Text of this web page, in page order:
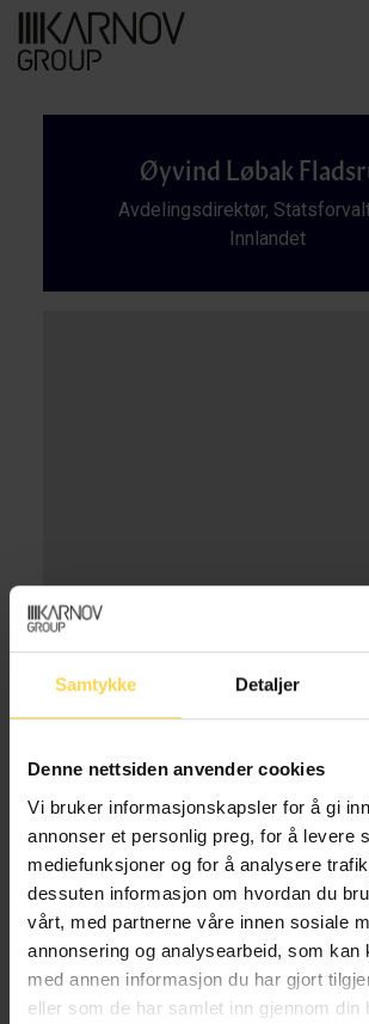
Samtykke Detaljer
Denne nettsiden anvender cookies
Vi bruker informasjonskapsler for å gi
annonser et personlig preg, for å levere
mediefunksjoner og for å analysere
dessuten informasjon om hvordan du
vårt, med partnerne våre innen sosiale
annonsering og analysearbeid, som kan
med annen informasjon du har gjort
eller som de har samlet inn gjennom din
Øyvind Løbak
Avdelingsdirektør,
Innlandet
Forfatters utgivelser